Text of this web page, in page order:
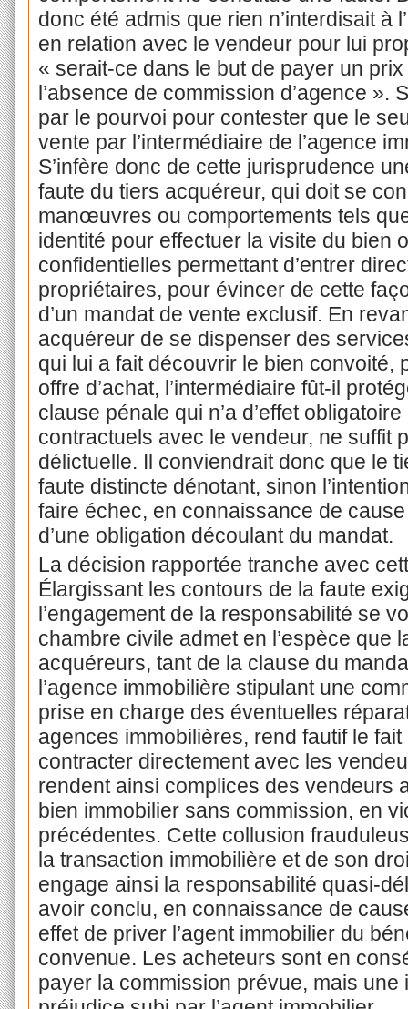
donc été admis que rien n’interdisait à
en relation avec le vendeur pour lui
« serait-ce dans le but de payer un
l’absence de commission d’agence ».
par le pourvoi pour contester que le
vente par l’intermédiaire de l’agence
S’infère donc de cette jurisprudence
faute du tiers acquéreur, qui doit se
manœuvres ou comportements tels
identité pour effectuer la visite du bien
confidentielles permettant d’entrer
propriétaires, pour évincer de cette
d’un mandat de vente exclusif. En
acquéreur de se dispenser des
qui lui a fait découvrir le bien convoité,
offre d’achat, l’intermédiaire fût-il
clause pénale qui n’a d’effet
contractuels avec le vendeur, ne suffit
délictuelle. Il conviendrait donc que le
faute distincte dénotant, sinon
faire échec, en connaissance de
d’une obligation découlant du mandat.
La décision rapportée tranche avec
Élargissant les contours de la faute
l’engagement de la responsabilité se
chambre civile admet en l’espèce que
acquéreurs, tant de la clause du
l’agence immobilière stipulant une
prise en charge des éventuelles
agences immobilières, rend fautif le
contracter directement avec les
rendent ainsi complices des vendeurs
bien immobilier sans commission, en
précédentes. Cette collusion
la transaction immobilière et de son
engage ainsi la responsabilité quasi-
avoir conclu, en connaissance de
effet de priver l’agent immobilier du
convenue. Les acheteurs sont en
payer la commission prévue, mais